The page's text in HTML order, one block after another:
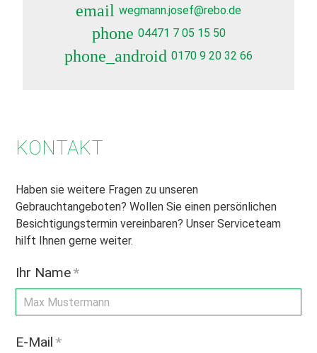
email wegmann.josef@rebo.de
phone 04471 7 05 15 50
phone_android 0170 9 20 32 66
KONTAKT
Haben sie weitere Fragen zu unseren
Gebrauchtangeboten? Wollen Sie einen persönlichen
Besichtigungstermin vereinbaren? Unser Serviceteam
hilft Ihnen gerne weiter.
Ihr Name*
E-Mail *